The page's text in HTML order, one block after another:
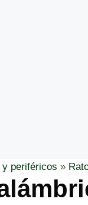
periféricos »